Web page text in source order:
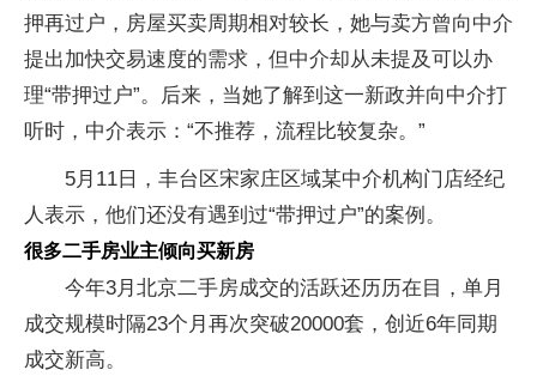
押再过户，房屋买卖周期相对较长，她与卖方曾向中介
提出加快交易速度的需求，但中介却从未提及可以办
理“带押过户”。后来，当她了解到这一新政并向中介打
听时，中介表示：“不推荐，流程比较复杂。”
5月11日，丰台区宋家庄区域某中介机构门店经纪
人表示，他们还没有遇到过“带押过户”的案例。
很多二手房业主倾向买新房
今年3月北京二手房成交的活跃还历历在目，单月
成交规模时隔23个月再次突破20000套，创近6年同期
成交新高。